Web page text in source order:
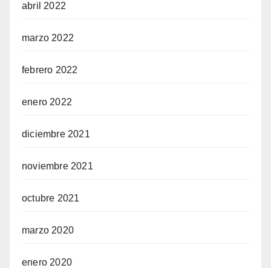
abril 2022
marzo 2022
febrero 2022
enero 2022
diciembre 2021
noviembre 2021
octubre 2021
marzo 2020
enero 2020